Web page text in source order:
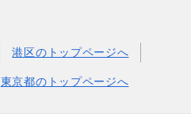
港区のトップページへ
東京都のトップページへ